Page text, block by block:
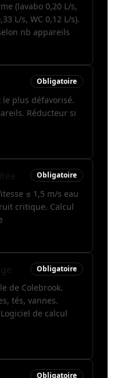
(lavabo 0,20 L/s,
L/s, WC 0,12 L/s).
nb appareils
Obligatoire
plus défavorisé.
Réducteur si
Obligatoire
≤ 1,5 m/s eau
critique. Calcul
Obligatoire
de Colebrook.
tés, vannes.
de calcul
Obligatoire